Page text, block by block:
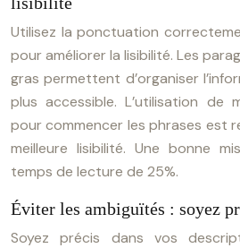
Utilisez la ponctuation
pour améliorer la lisibilité. Les
gras permettent d’organiser
plus accessible. L’utilisation de
pour commencer les phrases est
meilleure lisibilité. Une bonne
temps de lecture de 25%.
Éviter les ambiguïtés : soyez
Soyez précis dans vos